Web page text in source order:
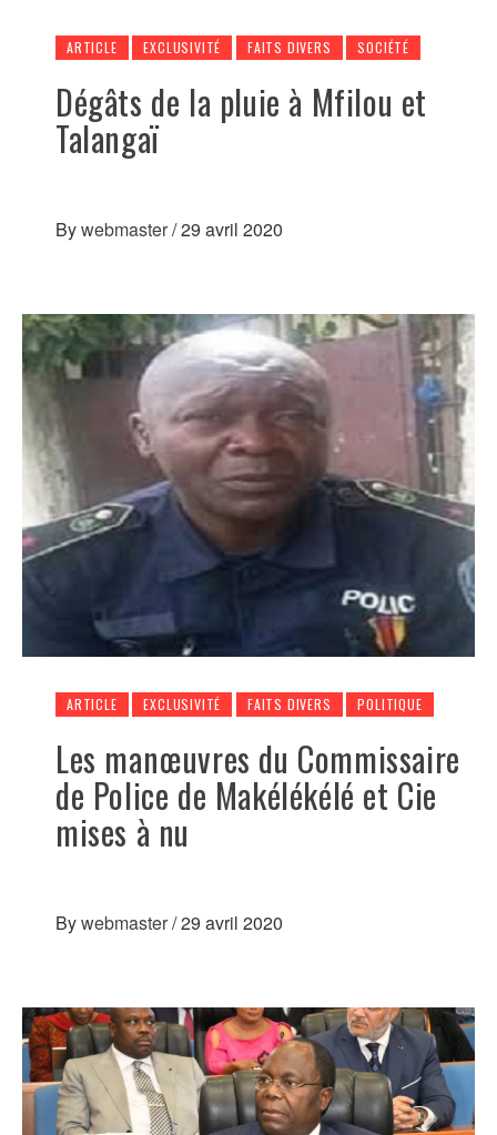
ARTICLE EXCLUSIVITÉ FAITS DIVERS SOCIÉTÉ
Dégâts de la pluie à Mfilou et
Talangaï
Bywebmaster/29 avril 2020
ARTICLE EXCLUSIVITÉ FAITS DIVERS POLITIQUE
Les manœuvres du Commissaire
de Police de Makélékélé et Cie
mises à nu
Bywebmaster/29 avril 2020